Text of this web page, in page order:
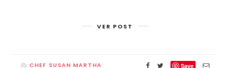
VER POST
By CHEF SUSAN MARTHA Save